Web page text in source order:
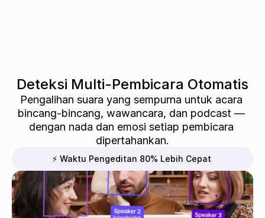
Deteksi Multi-Pembicara Otomatis
Pengalihan suara yang sempurna untuk acara
bincang-bincang, wawancara, dan podcast —
dengan nada dan emosi setiap pembicara
dipertahankan.
⚡ Waktu Pengeditan 80% Lebih Cepat